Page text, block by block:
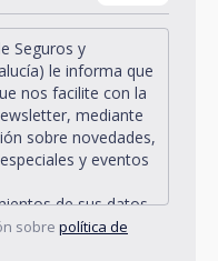
Seguros y
le informa que
nos facilite con la
mediante
sobre novedades,
y eventos
de sus datos
en la propia
jurídica existente
sobre política de